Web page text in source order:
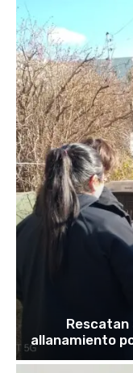
allanamiento